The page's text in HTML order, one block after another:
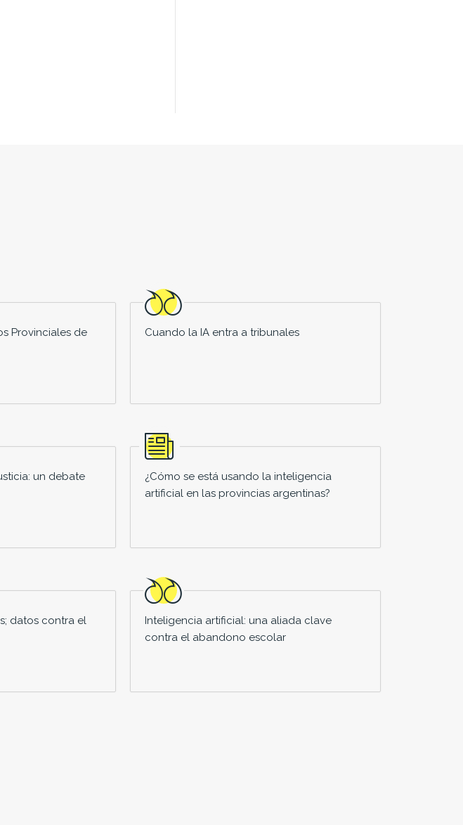
Provinciales de
Cuando la IA entra a tribunales
un debate
¿Cómo se está usando la inteligencia
artificial en las provincias argentinas?
datos contra el
Inteligencia artificial: una aliada clave
contra el abandono escolar